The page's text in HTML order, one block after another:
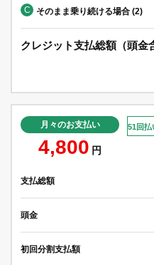
C そのまま乗り続ける場合 (2)
クレジット支払総額（頭金
月々のお支払い
4,800 円
51回払
支払総額
頭金
初回分割支払額